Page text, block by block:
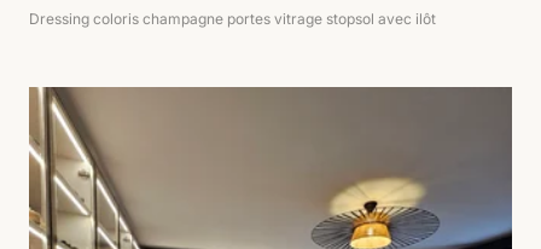
Dressing coloris champagne portes vitrage stopsol avec ilôt